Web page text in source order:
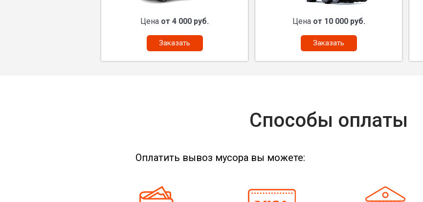
Цена от 4 000 руб.
Заказать
Цена от 10 000 руб.
Заказать
Способы оплаты
Оплатить вывоз мусора вы можете: